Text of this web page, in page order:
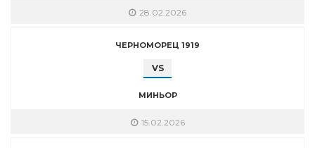
28.02.2026
ЧЕРНОМОРЕЦ 1919
VS
МИНЬОР
15.02.2026